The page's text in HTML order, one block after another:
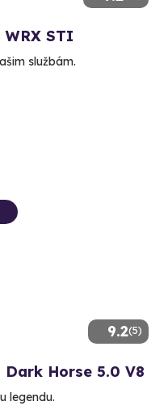
STI
službám.
9.2(5)
Horse 5.0 V8
legendu.